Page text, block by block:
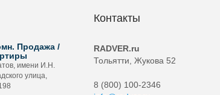
Продажа /
имени И.Н.
улица,
Контакты
RADVER.ru
Тольятти, Жукова 52
8 (800) 100-2346